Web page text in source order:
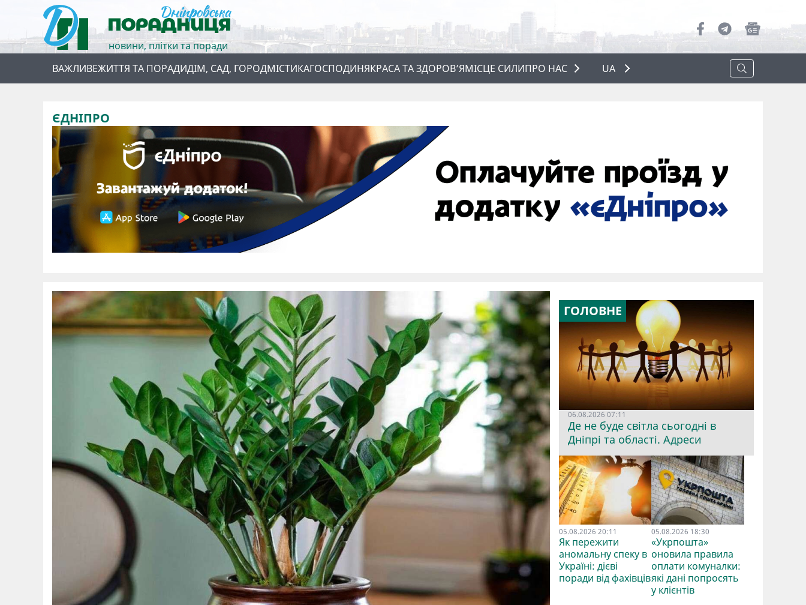
новини, плітки та поради
ВАЖЛИВЕЖИТТЯ ТА ПОРАДИДІМ, САД, ГОРОДМІСТИКАГОСПОДИНЯКРАСА ТА ЗДОРОВ’ЯМІСЦЕ СИЛИПРО НАС
ПРО НАС
UA
ЄДНІПРО
ГОЛОВНЕ
06.08.2026 07:11
Де не буде світла сьогодні в
Дніпрі та області. Адреси
05.08.2026 20:11
Як пережити
аномальну спеку в
Україні: дієві
поради від фахівців
05.08.2026 18:30
«Укрпошта»
оновила правила
оплати комуналки:
які дані попросять
у клієнтів